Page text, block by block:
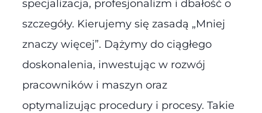
specjalizacja, profesjonalizm i dbałość o
szczegóły. Kierujemy się zasadą „Mniej
znaczy więcej”. Dążymy do ciągłego
doskonalenia, inwestując w rozwój
pracowników i maszyn oraz
optymalizując procedury i procesy. Takie